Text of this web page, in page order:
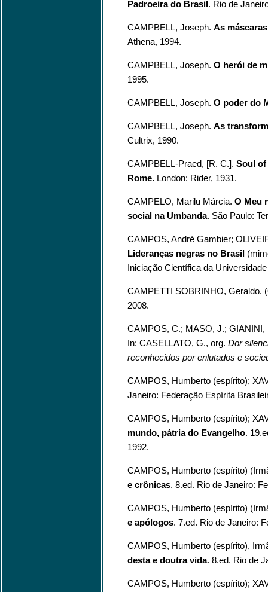
Padroeira do Brasil. Rio de
CAMPBELL, Joseph. As
Athena, 1994.
CAMPBELL, Joseph. O herói de
1995.
CAMPBELL, Joseph. O poder do
CAMPBELL, Joseph. As
Cultrix, 1990.
CAMPBELL-Praed, [R. C.]. Soul of
Rome. London: Rider, 1931.
CAMPELO, Marilu Márcia. O Meu
social na Umbanda. São Paulo:
CAMPOS, André Gambier;
Lideranças negras no Brasil
Iniciação Científica da
CAMPETTI SOBRINHO, Geraldo.
2008.
CAMPOS, C.; MASO, J.;
In: CASELLATO, G., org. Dor
reconhecidos por enlutados e
CAMPOS, Humberto (espírito);
Janeiro: Federação Espírita
CAMPOS, Humberto (espírito);
mundo, pátria do Evangelho.
1992.
CAMPOS, Humberto (espírito)
e crônicas. 8.ed. Rio de Janeiro:
CAMPOS, Humberto (espírito)
e apólogos. 7.ed. Rio de Janeiro:
CAMPOS, Humberto (espírito),
desta e doutra vida. 8.ed. Rio de
CAMPOS, Humberto (espírito);